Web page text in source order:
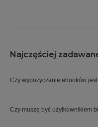
Najczęściej
Czy wypożyczanie ebooków jest
Czy muszę być użytkownikiem